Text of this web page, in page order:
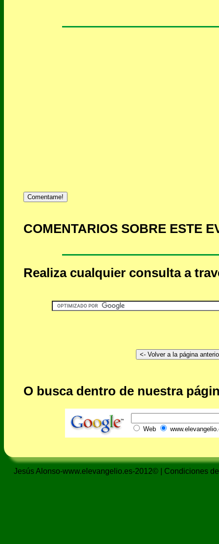
Comentame!
COMENTARIOS SOBRE ESTE
Realiza cualquier consulta a
O busca dentro de nuestra
Web
Jesús Alonso-www.elevangelio.es-2012© | Condiciones